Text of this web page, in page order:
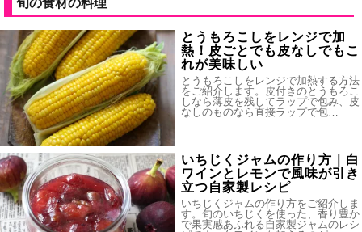
旬の食材の料理
とうもろこしをレンジで加
熱！皮ごとでも皮なしでもこ
れが美味しい
とうもろこしをレンジで加熱する方法
をご紹介します。皮付きのとうもろこ
しなら薄皮を残してラップで包み、皮
なしのものなら直接ラップで包…
いちじくジャムの作り方｜白
ワインとレモンで風味が引き
立つ自家製レシピ
いちじくジャムの作り方をご紹介しま
す。旬のいちじくを使った、香り豊か
で果実感あふれる自家製ジャムのレシ